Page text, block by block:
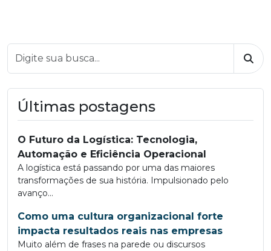
Últimas postagens
O Futuro da Logística: Tecnologia,
Automação e Eficiência Operacional
A logística está passando por uma das maiores
transformações de sua história. Impulsionado pelo
avanço...
Como uma cultura organizacional forte
impacta resultados reais nas empresas
Muito além de frases na parede ou discursos